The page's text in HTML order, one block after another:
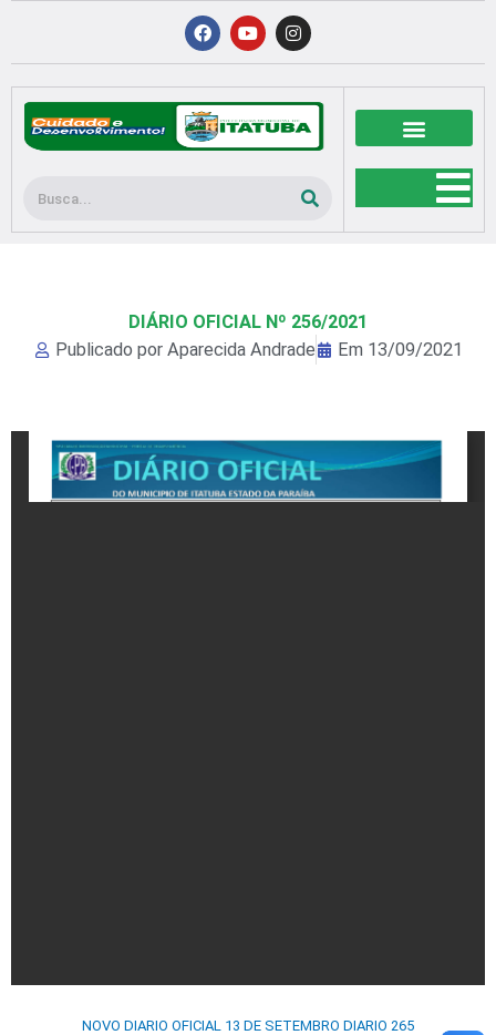
conteúdo
F
a
c
b
o
o
k
Y
o
u
u
b
e
I
n
s
a
g
r
a
Pesquisar
DIÁRIO OFICIAL Nº 256/2021
Publicado por Aparecida Andrade Em 13/09/2021
NOVO DIARIO OFICIAL 13 DE SETEMBRO DIARIO 265